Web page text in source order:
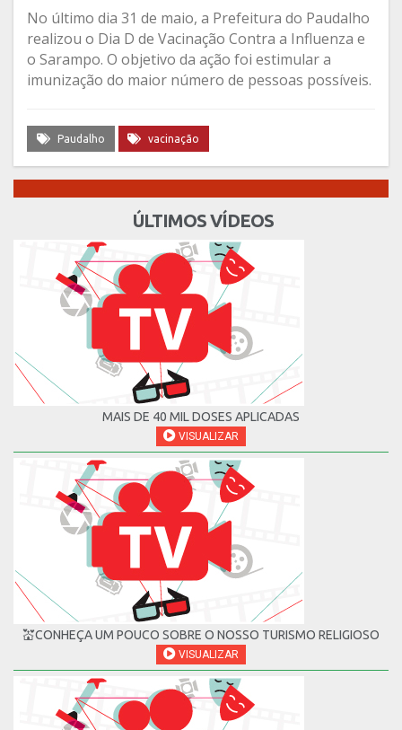
No último dia 31 de maio, a Prefeitura do Paudalho
realizou o Dia D de Vacinação Contra a Influenza e
o Sarampo. O objetivo da ação foi estimular a
imunização do maior número de pessoas possíveis.
Paudalho vacinação
ÚLTIMOS VÍDEOS
MAIS DE 40 MIL DOSES APLICADAS
VISUALIZAR
💒CONHEÇA UM POUCO SOBRE O NOSSO TURISMO RELIGIOSO
VISUALIZAR